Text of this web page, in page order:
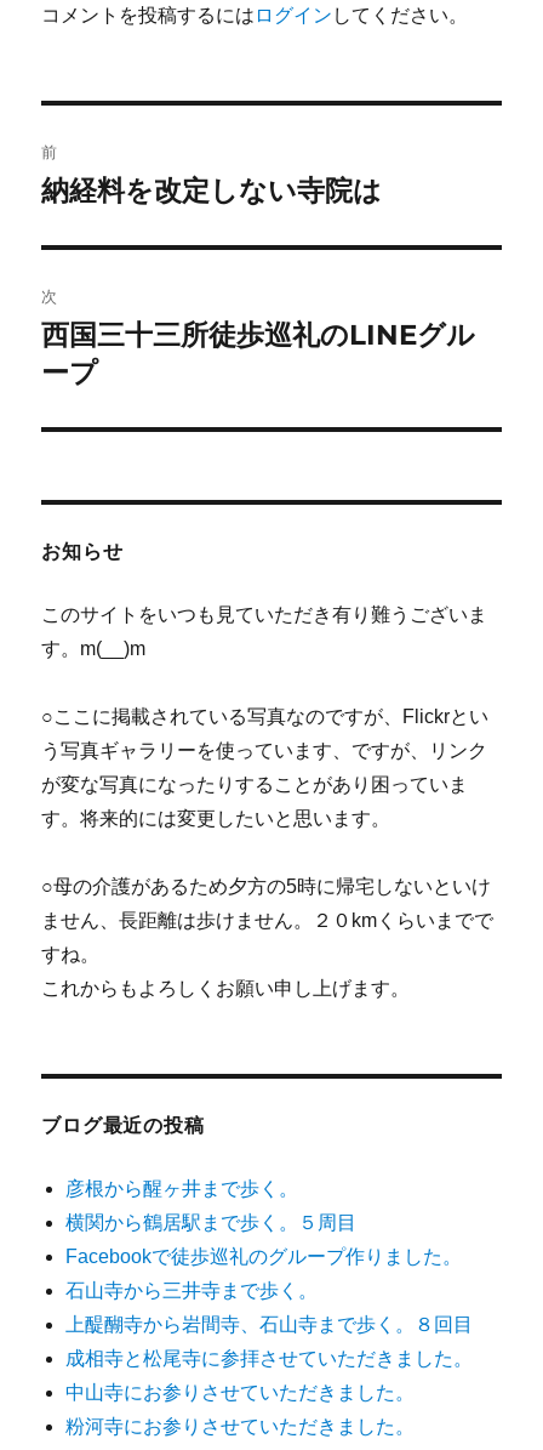
コメントを投稿するには ログイン してください。
稿
ビ
ゲ
ー
シ
ン
前
前
投
稿:
納経料を改定しない寺院は
次
次
の
稿:
西国三十三所徒歩巡礼のLINEグル
ープ
お知らせ
このサイトをいつも見ていただき有り難うございま
す。m(__)m
○ここに掲載されている写真なのですが、Flickrとい
う写真ギャラリーを使っています、ですが、リンク
が変な写真になったりすることがあり困っていま
す。将来的には変更したいと思います。
○母の介護があるため夕方の5時に帰宅しないといけ
ません、長距離は歩けません。２０kmくらいまでで
すね。
これからもよろしくお願い申し上げます。
ブログ最近の投稿
彦根から醒ヶ井まで歩く。
横関から鶴居駅まで歩く。５周目
Facebookで徒歩巡礼のグループ作りました。
石山寺から三井寺まで歩く。
上醍醐寺から岩間寺、石山寺まで歩く。８回目
成相寺と松尾寺に参拝させていただきました。
中山寺にお参りさせていただきました。
粉河寺にお参りさせていただきました。